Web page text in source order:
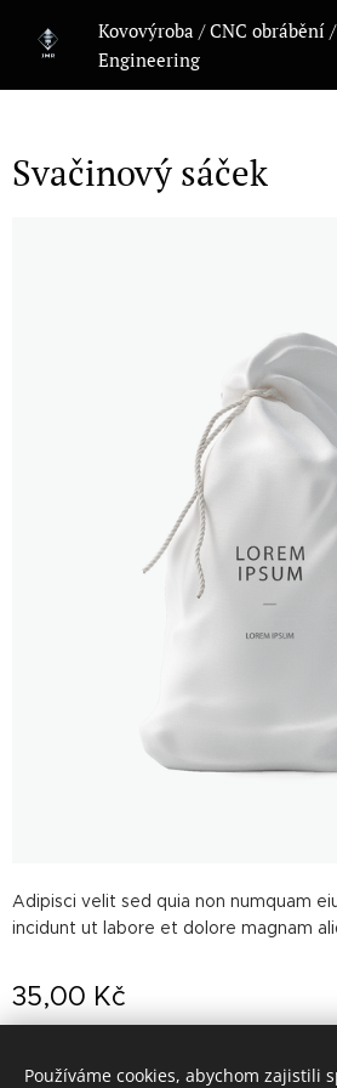
Kovovýroba / CNC obrábění /
Engineering
Svačinový sáček
Adipisci velit sed quia non numquam
incidunt ut labore et dolore magnam
35,00 Kč
Používáme cookies, abychom zajistili